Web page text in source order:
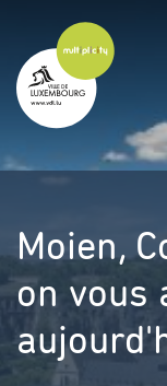
contenu
principal
Moien,
on vous